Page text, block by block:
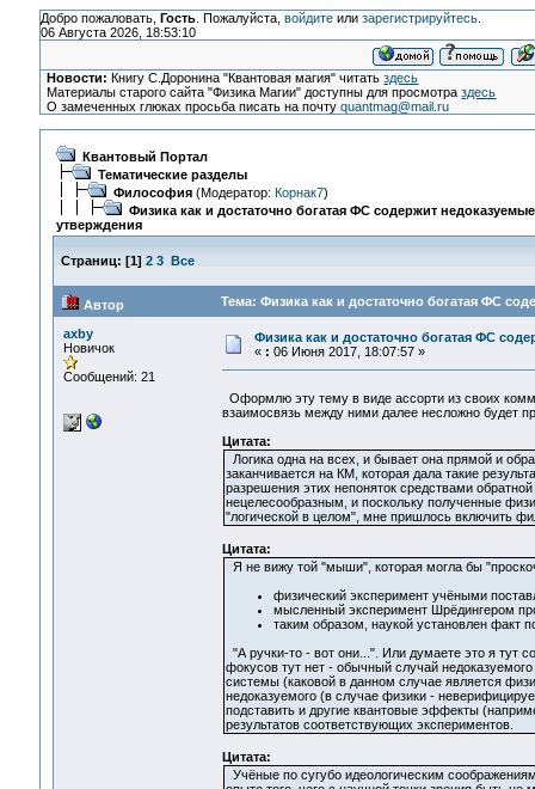
Добро пожаловать, Гость. Пожалуйста, войдитеили зарегистрируйтесь.
06 Августа 2026, 18:53:10
Новости: Книгу С.Доронина "Квантовая магия" читатьздесь
Материалы старого сайта "Физика Магии" доступны для просмотраздесь
О замеченных глюках просьба писать на почтуquantmag@mail.ru
Квантовый Портал
Тематические разделы
Философия(Модератор: Корнак7)
Физика как и достаточно богатая ФС содержит
утверждения
Страниц: [1] 2 3 Все
Автор Тема: Физика как и достаточно богатая ФС
axby
Новичок
Сообщений: 21
Физика как и достаточно богатая ФС
« : 06 Июня 2017, 18:07:57 »
Оформлю эту тему в виде ассорти из своих
взаимосвязь между ними далее несложно будет
Цитата:
Логика одна на всех, и бывает она прямой и
заканчивается на КМ, которая дала такие
разрешения этих непоняток средствами
нецелесообразным, и поскольку полученные
"логической в целом", мне пришлось включить
Цитата:
Я не вижу той "мыши", которая могла бы
физический эксперимент учёными
мысленный эксперимент Шрёдингером
таким образом, наукой установлен факт
"А ручки-то - вот они...". Или думаете это я тут
фокусов тут нет - обычный случай
системы (каковой в данном случае является
недоказуемого (в случае физики -
подставить и другие квантовые эффекты
результатов соответствующих экспериментов.
Цитата:
Учёные по сугубо идеологическим